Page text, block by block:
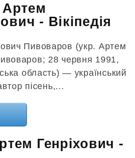
- Вікіпедія
Пивоваров (укр. Артем
28 червня 1991,
область) — український
пісень,...
Генріхович -